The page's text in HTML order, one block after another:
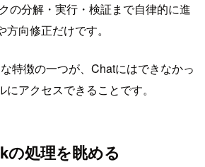
の分解・実行・検証まで自律的に進
向修正だけです。
特徴の一つが、Chatにはできなかっ
アクセスできることです。
処理を眺める